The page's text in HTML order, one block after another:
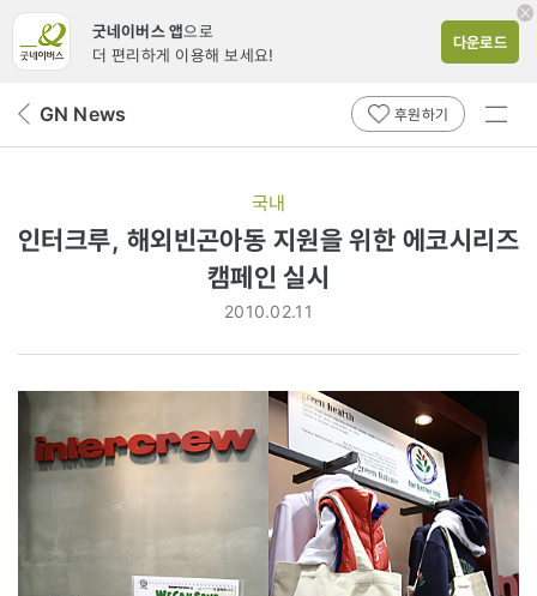
굿네이버스 앱으로
더 편리하게 이용해 보세요!
다운로드
뒤 GN News 후원하기
전체
국내
인터크루, 해외빈곤아동 지원을 위한 에코시리즈
캠페인 실시
2010.02.11